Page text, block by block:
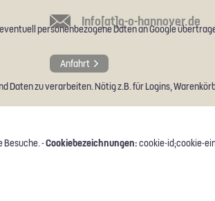
Info[at]g-o-hannover.de
Anfahrt
personenbezogene Daten an Google
Daten zu verarbeiten. Nötig z.B. für Logins,
Besuche. -Cookiebezeichnungen:cookie-id;cookie-